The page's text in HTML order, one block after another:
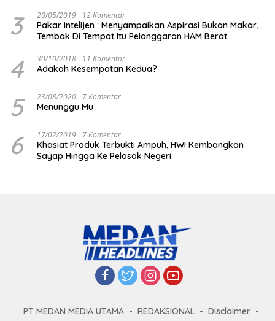
3 20/05/2019 12 Komentar
Pakar Intelijen : Menyampaikan Aspirasi Bukan Makar,
Tembak Di Tempat Itu Pelanggaran HAM Berat
4 30/10/2018 11 Komentar
Adakah Kesempatan Kedua?
5 23/08/2020 7 Komentar
Menunggu Mu
6 17/02/2019 7 Komentar
Khasiat Produk Terbukti Ampuh, HWI Kembangkan
Sayap Hingga Ke Pelosok Negeri
PT MEDAN MEDIA UTAMA REDAKSIONAL
Disclaimer